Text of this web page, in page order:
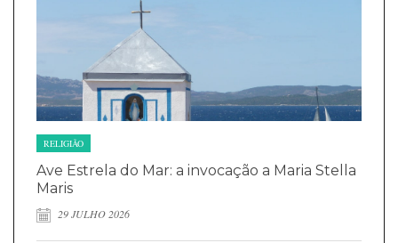
RELIGIÃO
Ave Estrela do Mar: a invocação a Maria Stella
Maris
29 JULHO 2026